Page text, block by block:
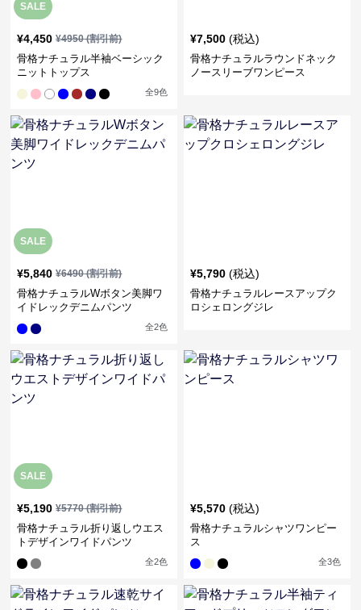
SALE
¥4,450 ¥4950(割引前)
骨格ナチュラル半袖ベーシック
ニットトップス
全9色
¥7,500 (税込)
骨格ナチュラルラウンドネック
ノースリーブワンピース
SALE
¥5,840 ¥6490(割引前)
骨格ナチュラルWボタン美脚ワ
イドレックデニムパンツ
全2色
¥5,790 (税込)
骨格ナチュラルレースアップク
ロシェロングジレ
SALE
¥5,190 ¥5770(割引前)
骨格ナチュラル折り返しウエス
トデザインワイドパンツ
全2色
¥5,570 (税込)
骨格ナチュラルシャツワンピー
ス
全3色